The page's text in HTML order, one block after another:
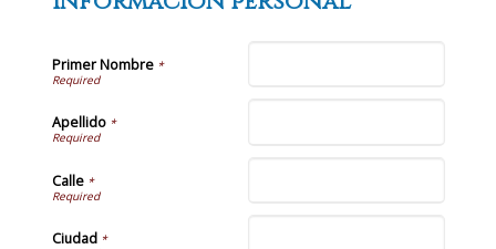
Primer Nombre *
Apellido*
Calle*
Ciudad *